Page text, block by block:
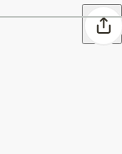
のご案内